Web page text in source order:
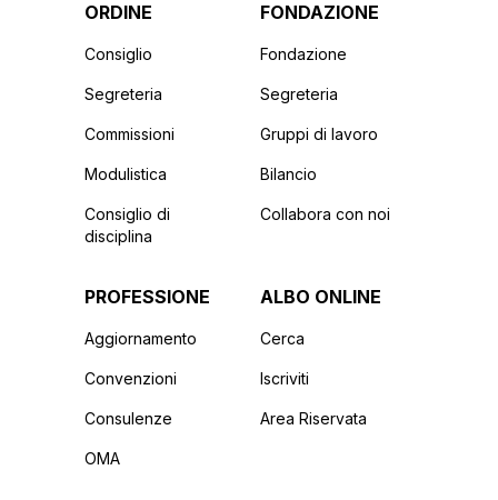
ORDINE
Consiglio
Segreteria
Commissioni
Modulistica
Consiglio di
disciplina
FONDAZIONE
Fondazione
Segreteria
Gruppi di lavoro
Bilancio
Collabora con noi
PROFESSIONE
Aggiornamento
Convenzioni
Consulenze
OMA
ALBO ONLINE
Cerca
Iscriviti
Area Riservata